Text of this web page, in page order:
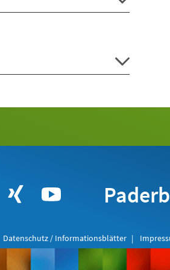
Datenschutz / Informationsblätter